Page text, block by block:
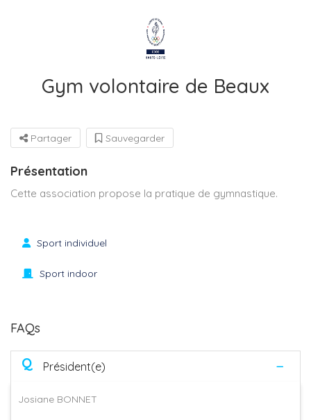
Gym volontaire de Beaux
Partager Sauvegarder
Présentation
Cette association propose la pratique de gymnastique.
Sport individuel
Sport indoor
FAQs
Q Président(e)
Josiane BONNET